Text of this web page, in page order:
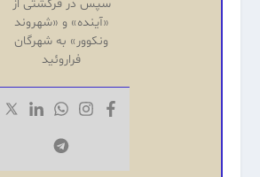
سپس در فرگشتی از
«آینده‌» و «شهروند
ونکوور» به شهرگان
فراروئید